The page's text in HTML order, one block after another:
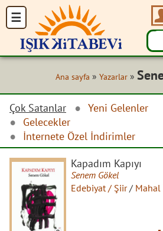
Ana sayfa » Yazarlar»
Çok Satanlar
Yeni Gelenler
Gelecekler
İnternete Özel İndirimler
Kapadım Kapıyı
Senem Gökel
Edebiyat / Şiir/ Mahal